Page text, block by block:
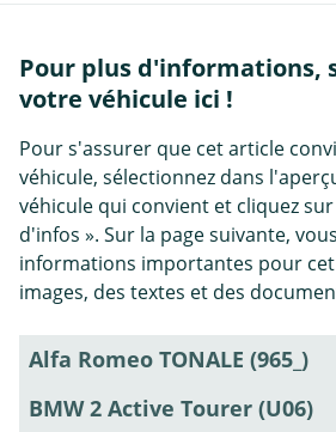
Pour plus d'informations,
votre véhicule ici !
Pour s'assurer que cet article
véhicule, sélectionnez dans
véhicule qui convient et cliquez
d'infos ». Sur la page suivante,
informations importantes pour cet
images, des textes et des
Alfa Romeo TONALE (965_)
BMW 2 Active Tourer (U06)